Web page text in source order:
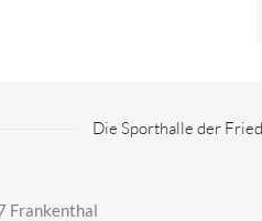
Die Sporthalle der
Frankenthal